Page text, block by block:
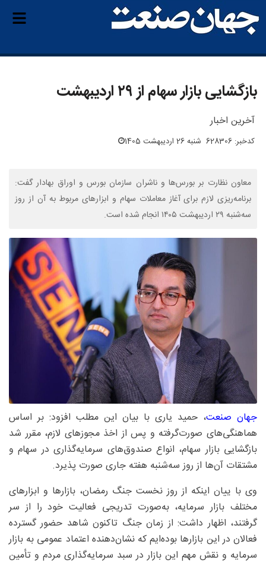
بازگشایی بازار سهام از ۲۹ اردیبهشت
آخرین اخبار
کدخبر: 628306 شنبه 26 اردیبهشت 1405
معاون نظارت بر بورس‌ها و ناشران سازمان بورس و اوراق بهادار گفت:
برنامه‌ریزی لازم برای آغاز معاملات سهام و ابزارهای مربوط به آن از روز
سه‌شنبه ۲۹ اردیبهشت ۱۴۰۵ انجام شده است.
جهان صنعت، حمید یاری با بیان این مطلب افزود: بر اساس
هماهنگی‌های صورت‌گرفته و پس از اخذ مجوزهای لازم، مقرر شد
بازگشایی بازار سهام، انواع صندوق‌های سرمایه‌گذاری در سهام و
مشتقات آن‌ها از روز سه‌شنبه هفته جاری صورت پذیرد.
وی با ییان اینکه از روز نخست جنگ رمضان، بازارها و ابزارهای
مختلف بازار سرمایه، به‌صورت تدریجی فعالیت خود را از سر
گرفتند، اظهار داشت: از زمان جنگ تاکنون شاهد حضور گسترده
فعالان در این بازارها بوده‌ایم که نشان‌دهنده اعتماد عمومی به بازار
سرمایه و نقش مهم این بازار در سبد سرمایه‌گذاری مردم و تأمین